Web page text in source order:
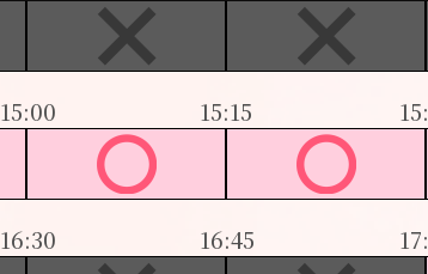
15:00 15:15
16:30 16:45